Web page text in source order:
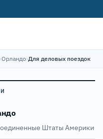
›Орландо›Для деловых поездок
Штаты Америки